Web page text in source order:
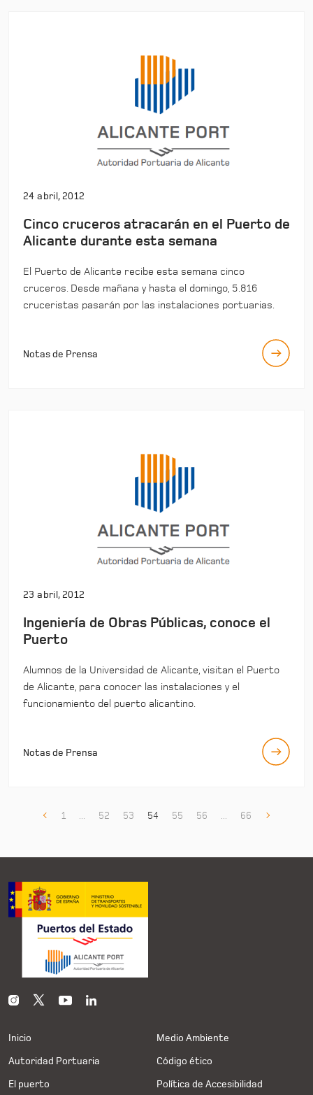
24 abril, 2012
Cinco cruceros atracarán en el Puerto de
Alicante durante esta semana
El Puerto de Alicante recibe esta semana cinco
cruceros. Desde mañana y hasta el domingo, 5.816
cruceristas pasarán por las instalaciones portuarias.
Notas de Prensa
23 abril, 2012
Ingeniería de Obras Públicas, conoce el
Puerto
Alumnos de la Universidad de Alicante, visitan el Puerto
de Alicante, para conocer las instalaciones y el
funcionamiento del puerto alicantino.
Notas de Prensa
1 ... 52 53 54 55 56 ... 66
Inicio
Autoridad Portuaria
El puerto
Medio Ambiente
Código ético
Política de Accesibilidad